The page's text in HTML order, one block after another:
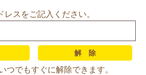
レスをご記入ください。
つでもすぐに解除できます。